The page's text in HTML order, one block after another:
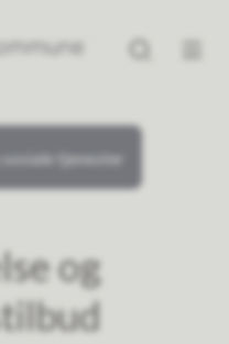
tjenester
og